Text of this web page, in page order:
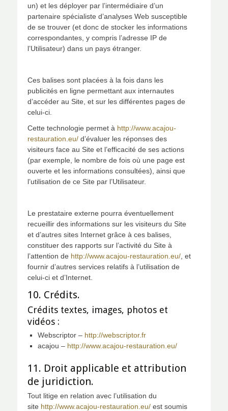
un) et les déployer par l’intermédiaire d’un
partenaire spécialiste d’analyses Web susceptible
de se trouver (et donc de stocker les informations
correspondantes, y compris l’adresse IP de
l’Utilisateur) dans un pays étranger.
Ces balises sont placées à la fois dans les
publicités en ligne permettant aux internautes
d’accéder au Site, et sur les différentes pages de
celui-ci.
Cette technologie permet à http://www.acajou-
restauration.eu/ d’évaluer les réponses des
visiteurs face au Site et l’efficacité de ses actions
(par exemple, le nombre de fois où une page est
ouverte et les informations consultées), ainsi que
l’utilisation de ce Site par l’Utilisateur.
Le prestataire externe pourra éventuellement
recueillir des informations sur les visiteurs du Site
et d’autres sites Internet grâce à ces balises,
constituer des rapports sur l’activité du Site à
l’attention de http://www.acajou-restauration.eu/ , et
fournir d’autres services relatifs à l’utilisation de
celui-ci et d’Internet.
10. Crédits.
Crédits textes, images, photos et
vidéos :
Webscriptor – http://webscriptor.fr
acajou – http://www.acajou-restauration.eu/
11. Droit applicable et attribution
de juridiction.
Tout litige en relation avec l’utilisation du
site http://www.acajou-restauration.eu/ est soumis